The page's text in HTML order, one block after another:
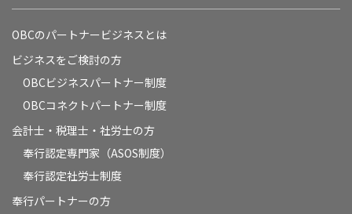
OBCのパートナービジネスとは
ビジネスをご検討の方
OBCビジネスパートナー制度
OBCコネクトパートナー制度
会計士・税理士・社労士の方
奉行認定専門家（ASOS制度）
奉行認定社労士制度
奉行パートナーの方